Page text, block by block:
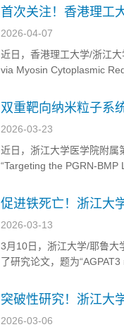
首次关注！香港理工
2026-04-07
近日，香港理工大学/浙江
via Myosin Cytoplasmic
双重靶向纳米粒子系
疗新策略
2026-03-23
近日，浙江大学医学院附属
“Targeting the PGRN-
促进铁死亡！浙江大
2026-03-13
3月10日，浙江大学/耶鲁
了研究论文，题为
突破性研究！浙江大
子，揭示老年性结肠
2026-03-06